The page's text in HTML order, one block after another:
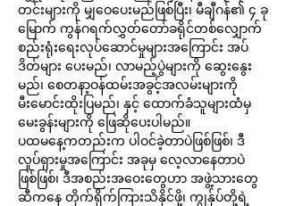
တင်းများကို မျှဝေပေးမည်ဖြစ်ပြီး၊ မီချီဂန်၏ ၄ ခု
မြောက် ကွန်ဂရက်လွှတ်တော်ခရိုင်တစ်လျှောက်
စည်းရုံးရေးလုပ်ဆောင်မှုများအကြောင်း အပ်
ဒိတ်များ ပေးမည်၊ လာမည့်ပွဲများကို ဆွေးနွေး
မည်၊ စေတနာ့ဝန်ထမ်းအခွင့်အလမ်းများကို
မီးမောင်းထိုးပြမည်၊ နှင့် ထောက်ခံသူများထံမှ
မေးခွန်းများကို ဖြေဆိုပေးပါမည်။
ပထမနေ့ကတည်းက ပါဝင်ခဲ့တာပဲဖြစ်ဖြစ်၊ ဒီ
လှုပ်ရှားမှုအကြောင်း အခုမှ လေ့လာနေတာပဲ
ဖြစ်ဖြစ်၊ ဒီအစည်းအဝေးတွေဟာ အဖွဲ့သားတွေ
ဆီကနေ တိုက်ရိုက်ကြားသိနိုင်ဖို့၊ ကျွန်ုပ်တို့ရဲ့